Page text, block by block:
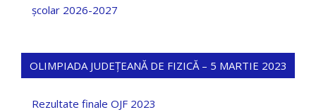
școlar 2026-2027
OLIMPIADA JUDEȚEANĂ DE FIZICĂ – 5 MARTIE 2023
Rezultate finale OJF 2023